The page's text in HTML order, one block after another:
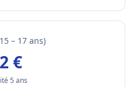
– 17 ans)
€
5 ans